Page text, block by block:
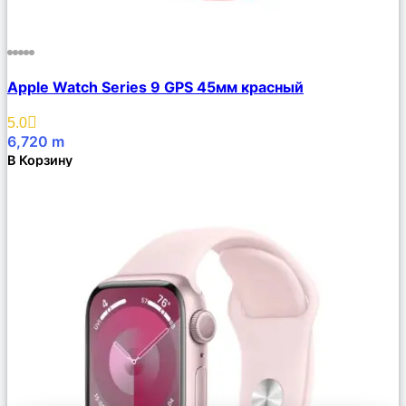
Описание
Избранное
Apple Watch Series 9 GPS 45мм красный
5.0
6,720 m
В Корзину